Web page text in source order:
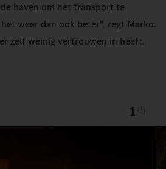
haven om het transport te
weer dan ook beter", zegt Marko.
zelf weinig vertrouwen in heeft.
1